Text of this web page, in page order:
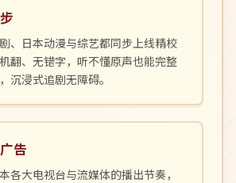
、日本动漫与综艺都同步上线精校
翻、无错字，听不懂原声也能完整
沉浸式追剧无障碍。
告
各大电视台与流媒体的播出节奏，